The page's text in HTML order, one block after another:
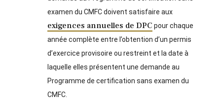
examen du CMFC doivent satisfaire aux
exigences annuelles de DPC pour chaque
année complète entre l’obtention d’un permis
d’exercice provisoire ou restreint et la date à
laquelle elles présentent une demande au
Programme de certification sans examen du
CMFC.